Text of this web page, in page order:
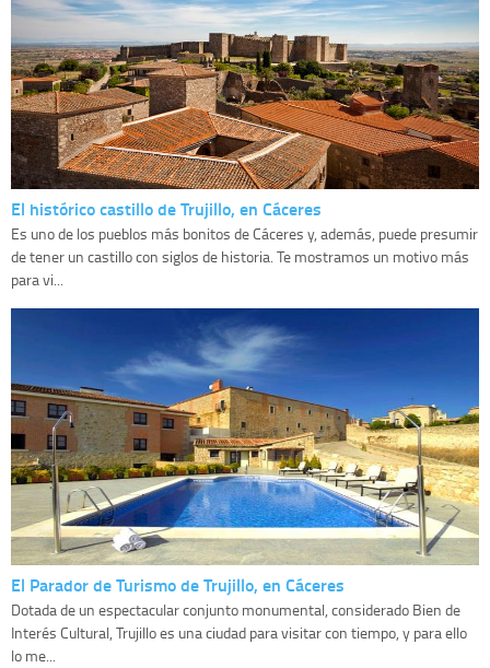
El histórico castillo de Trujillo, en Cáceres
Es uno de los pueblos más bonitos de Cáceres y, además, puede presumir
de tener un castillo con siglos de historia. Te mostramos un motivo más
para vi...
El Parador de Turismo de Trujillo, en Cáceres
Dotada de un espectacular conjunto monumental, considerado Bien de
Interés Cultural, Trujillo es una ciudad para visitar con tiempo, y para ello
lo me...